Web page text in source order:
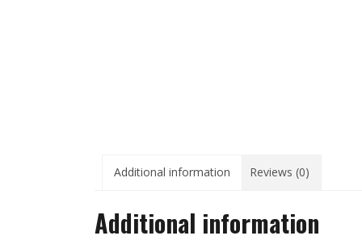
Additional information Reviews (0)
Additional information